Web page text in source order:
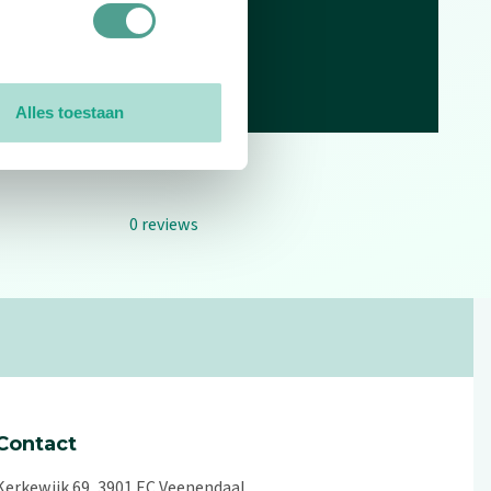
Alles toestaan
0 reviews